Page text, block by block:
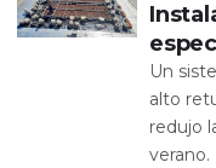
Un
alto
redujo
verano.